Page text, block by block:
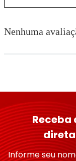
Nenhuma
Receba
Informe seu